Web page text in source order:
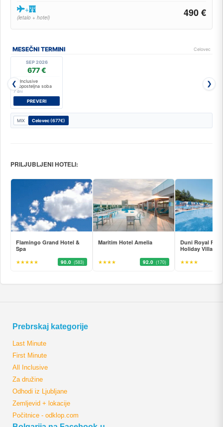
+
(letalo + hotel) 490 €
MESEČNI TERMINI Celovec
❮
SEP 2026
677 €
All Inclusive
Dvoposteljna soba
7 dni
PREVERI
❯
MIX Celovec (677€)
PRILJUBLJENI HOTELI:
Flamingo Grand Hotel &
Spa
★★★★★ 90.0 (583)
Maritim Hotel Amelia
★★★★ 92.0 (170)
Duni Royal
Holiday Village
★★★★
Prebrskaj kategorije
Last Minute
First Minute
All Inclusive
Za družine
Odhodi iz Ljubljane
Zemljevid + lokacije
Počitnice - odklop.com